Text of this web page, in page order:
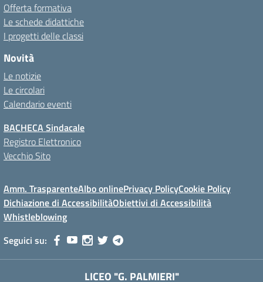
Offerta formativa
Le schede didattiche
I progetti delle classi
Novità
Le notizie
Le circolari
Calendario eventi
BACHECA Sindacale
Registro Elettronico
Vecchio Sito
Amm. TrasparenteAlbo onlinePrivacy PolicyCookie Policy
Dichiazione di AccessibilitàObiettivi di Accessibilità
Whistleblowing
Seguici su:
LICEO "G. PALMIERI"